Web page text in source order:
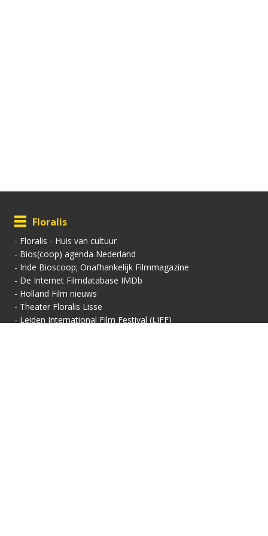
Floralis
- Floralis - Huis van cultuur
- Bios(coop) agenda Nederland
- Inde Bioscoop; Onafhankelijk Filmmagazine
- De Internet Filmdatabase IMDb
- Holland Film nieuws
- Theater Floralis Lisse
- Leiden International Film Festival (LIFF)